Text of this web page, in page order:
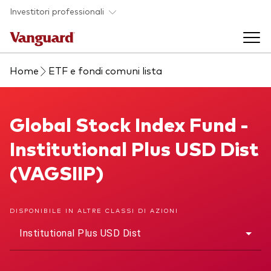
Skip to main content
Investitori professionali
Prodotti di investimento
Visualizza i nostri prodotti per categorie
Cerca i nostri prodotti
Eventi ed approfondimenti
Back to main menu
La società
Chi siamo
Home ETF e fondi comuni lista
Global Stock Index Fund
Global Stock Index Fund -
Institutional Plus USD Dist
(VAGSIIP)
DISPONIBILE IN ALTRE CLASSI DI AZIONI
Institutional Plus USD Dist